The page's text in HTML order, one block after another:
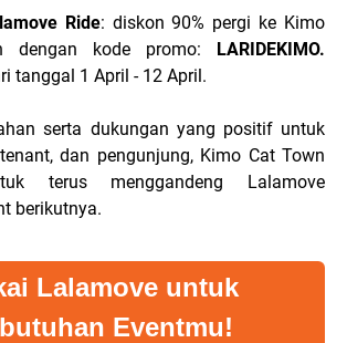
Ride: diskon 90% pergi ke Kimo
dengan kode promo: LARIDEKIMO.
tanggal 1 April - 12 April.
serta dukungan yang positif untuk
dan pengunjung, Kimo Cat Town
terus menggandeng Lalamove
berikutnya.
Lalamove untuk
Eventmu!